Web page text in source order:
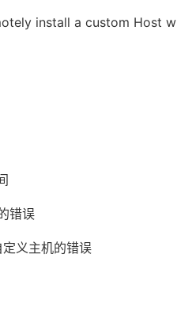
install a custom Host
错误
义主机的错误